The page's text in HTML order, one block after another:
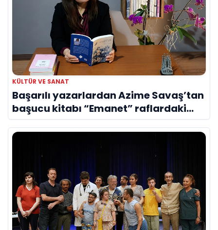
KÜLTÜR VE SANAT
Başarılı yazarlardan Azime Savaş’tan
başucu kitabı “Emanet” raflardaki
yerini aldı